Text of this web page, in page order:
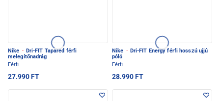
Nike · Dri-FIT Tapared férfi
melegítőnadrág
Férfi
27.990 FT
Nike · Dri-FIT Energy férfi hosszú ujjú
póló
Férfi
28.990 FT